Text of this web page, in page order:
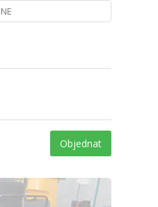
NE
Objednat